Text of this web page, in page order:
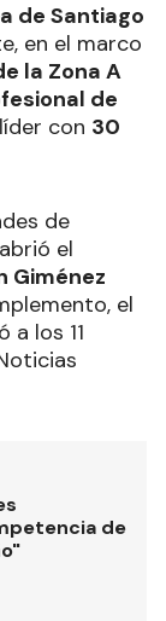
de Santiago
en el marco
la Zona A
de
con 30
de
el
Giménez
el
a los 11
de